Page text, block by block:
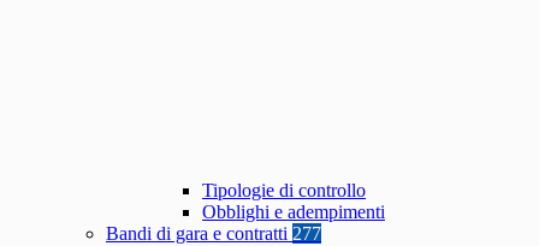
Tipologie di controllo
Obblighi e adempimenti
Bandi di gara e contratti 277